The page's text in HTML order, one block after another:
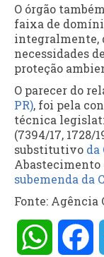
O órgão
faixa de
integralmente,
necessidades
proteção
O parecer do
PR), foi pela
técnica
(7394/17, 1728/
substitutivo da
Abastecimento
subemenda da
Fonte: Agência